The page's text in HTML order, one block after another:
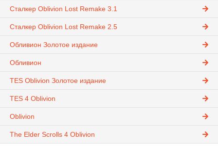
Сталкер Oblivion Lost Remake 3.1
Сталкер Oblivion Lost Remake 2.5
Обливион Золотое издание
Обливион
TES Oblivion Золотое издание
TES 4 Oblivion
Oblivion
The Elder Scrolls 4 Oblivion